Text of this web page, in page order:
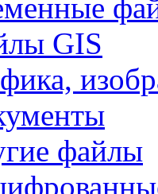
GIS
файлы